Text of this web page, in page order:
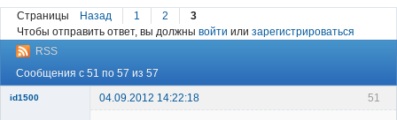
Поиск
Страницы Назад 1 2
3
Чтобы отправить ответ, вы должны войти или зарегистрироваться
RSS
Сообщения с 51 по 57 из 57
51
id1500
04.09.2012 14:22:18